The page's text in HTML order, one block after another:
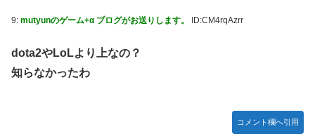
おでこ封印！中村アン、“前髪あり”の新ヘアスタイルに「新
BYDの軽EV「ラッコ」受注が700台超 7月販売は125台
【種運命】ネオが結局よく分からないまま新しい映画が終わ
乃木坂ど新規の5期オタさんってもしかして、賀喜遥香のイ
ンスタフォロワー初動が大して伸びないと思ってませんでし
9: mutyunのゲーム+α ブログがお送りします。 ID:CM4rqAzrr
dota2やLoLより上なの？
知らなかったわ
コメント欄へ引用